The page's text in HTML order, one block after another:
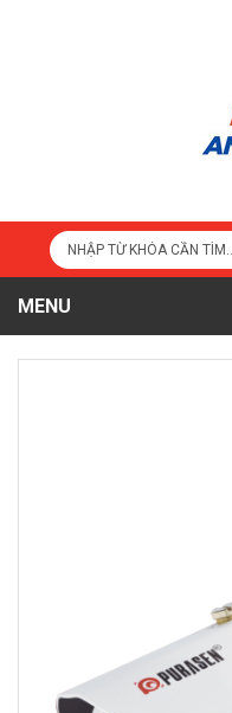
MENU